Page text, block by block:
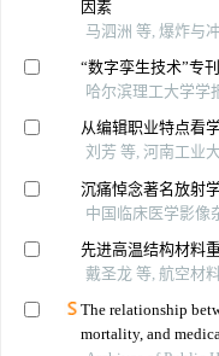
因素
马泗洲 等, 爆炸与
“数字孪生技术”专
哈尔滨理工大学学
从编辑职业特点看
刘芳 等, 河南工业
沉痛悼念著名放射
中国临床医学影像
先进高温结构材料
戴圣龙 等, 航空材
The relationship
mortality, and